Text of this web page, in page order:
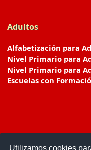
Utilizamos cookies
Adultos
Alfabetización para
Nivel Primario para
Nivel Primario para
Escuelas con